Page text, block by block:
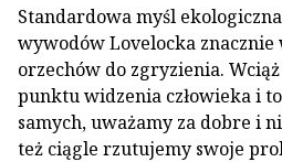
Standardowa myśl
wywodów Lovelocka znacznie
orzechów do zgryzienia.
punktu widzenia człowieka i
samych, uważamy za dobre i
też ciągle rzutujemy swoje